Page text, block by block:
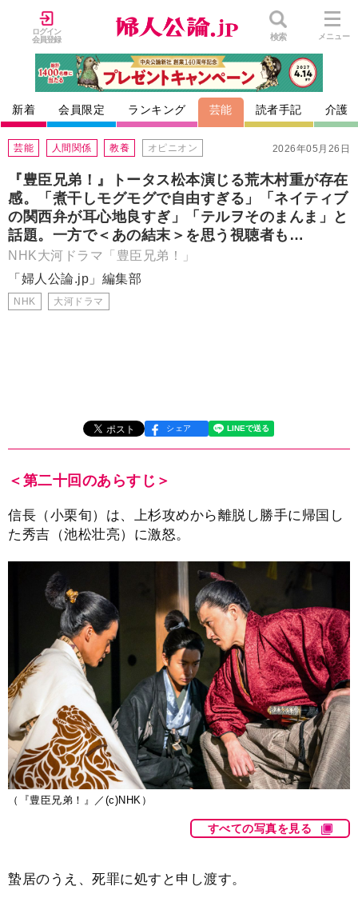
ログイン
会員登録
検索 メニュー
新着 会員限定 ランキング 芸能 読者手記 介護
2026年05月26日
芸能 人間関係 教養 オピニオン
『豊臣兄弟！』トータス松本演じる荒木村重が存在
感。「煮干しモグモグで自由すぎる」「ネイティブ
の関西弁が耳心地良すぎ」「テルヲそのまんま」と
話題。一方で＜あの結末＞を思う視聴者も…
NHK大河ドラマ「豊臣兄弟！」
「婦人公論.jp」編集部
NHK 大河ドラマ
シェア
＜第二十回のあらすじ＞
信長（小栗旬）は、上杉攻めから離脱し勝手に帰国し
た秀吉（池松壮亮）に激怒。
（『豊臣兄弟！』／(c)NHK）
すべての写真を見る
蟄居のうえ、死罪に処すと申し渡す。